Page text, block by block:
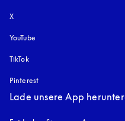
X
YouTube
TikTok
Pinterest
Lade unsere App herunter